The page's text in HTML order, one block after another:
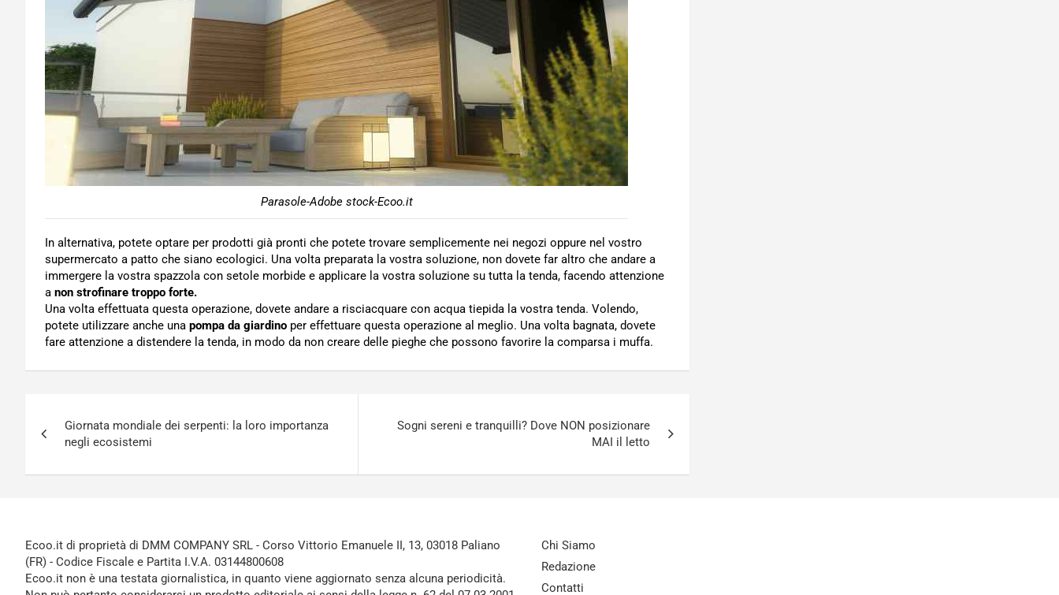
Parasole-Adobe stock-Ecoo.it
In alternativa, potete optare per prodotti già pronti che potete trovare semplicemente nei negozi oppure nel vostro
supermercato a patto che siano ecologici. Una volta preparata la vostra soluzione, non dovete far altro che andare a
immergere la vostra spazzola con setole morbide e applicare la vostra soluzione su tutta la tenda, facendo attenzione
a non strofinare troppo forte.
Una volta effettuata questa operazione, dovete andare a risciacquare con acqua tiepida la vostra tenda. Volendo,
potete utilizzare anche una pompa da giardino per effettuare questa operazione al meglio. Una volta bagnata, dovete
fare attenzione a distendere la tenda, in modo da non creare delle pieghe che possono favorire la comparsa i muffa.
articoli
Giornata mondiale dei serpenti: la loro importanza
negli ecosistemi
Sogni sereni e tranquilli? Dove NON posizionare
MAI il letto
Ecoo.it di proprietà di DMM COMPANY SRL - Corso Vittorio Emanuele II, 13, 03018 Paliano
(FR) - Codice Fiscale e Partita I.V.A. 03144800608
Ecoo.it non è una testata giornalistica, in quanto viene aggiornato senza alcuna periodicità.
Chi Siamo
Redazione
Contatti